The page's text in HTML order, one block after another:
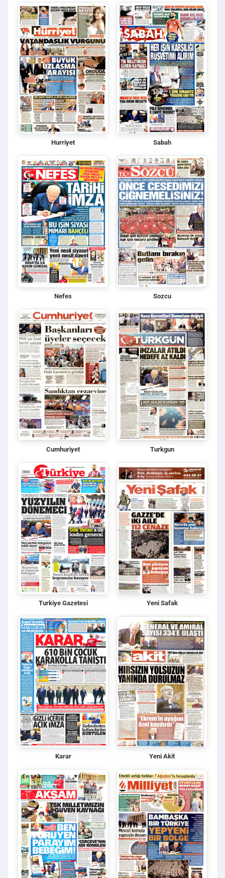
Hurriyet Sabah
Nefes Sozcu
Cumhuriyet Turkgun
Turkiye Gazetesi Yeni Safak
Karar Yeni Akit